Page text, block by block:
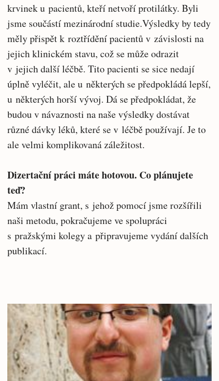
krvinek u pacientů, kteří netvoří protilátky. Byli
jsme součástí mezinárodní studie.Výsledky by tedy
měly přispět k roztřídění pacientů v závislosti na
jejich klinickém stavu, což se může odrazit
v jejich další léčbě. Tito pacienti se sice nedají
úplně vyléčit, ale u některých se předpokládá lepší,
u některých horší vývoj. Dá se předpokládat, že
budou v návaznosti na naše výsledky dostávat
různé dávky léků, které se v léčbě používají. Je to
ale velmi komplikovaná záležitost.
Dizertační práci máte hotovou. Co plánujete
teď?
Mám vlastní grant, s jehož pomocí jsme rozšířili
naši metodu, pokračujeme ve spolupráci
s pražskými kolegy a připravujeme vydání dalších
publikací.